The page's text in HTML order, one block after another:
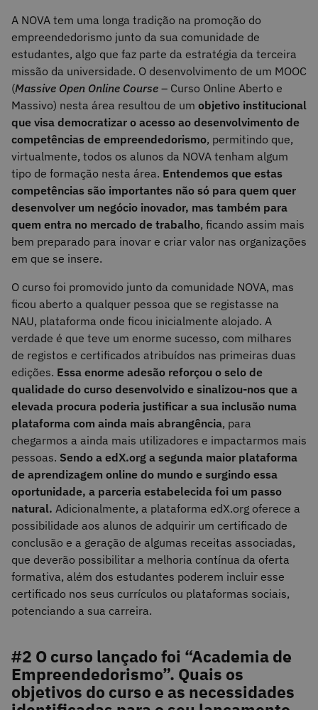
A NOVA tem uma longa tradição na promoção do
empreendedorismo junto da sua comunidade de
estudantes, algo que faz parte da estratégia da terceira
missão da universidade. O desenvolvimento de um MOOC
(Massive Open Online Course – Curso Online Aberto e
Massivo) nesta área resultou de um objetivo institucional
que visa democratizar o acesso ao desenvolvimento de
competências de empreendedorismo, permitindo que,
virtualmente, todos os alunos da NOVA tenham algum
tipo de formação nesta área. Entendemos que estas
competências são importantes não só para quem quer
desenvolver um negócio inovador, mas também para
quem entra no mercado de trabalho, ficando assim mais
bem preparado para inovar e criar valor nas organizações
em que se insere.
O curso foi promovido junto da comunidade NOVA, mas
ficou aberto a qualquer pessoa que se registasse na
NAU, plataforma onde ficou inicialmente alojado. A
verdade é que teve um enorme sucesso, com milhares
de registos e certificados atribuídos nas primeiras duas
edições. Essa enorme adesão reforçou o selo de
qualidade do curso desenvolvido e sinalizou-nos que a
elevada procura poderia justificar a sua inclusão numa
plataforma com ainda mais abrangência, para
chegarmos a ainda mais utilizadores e impactarmos mais
pessoas. Sendo a edX.org a segunda maior plataforma
de aprendizagem online do mundo e surgindo essa
oportunidade, a parceria estabelecida foi um passo
natural. Adicionalmente, a plataforma edX.org oferece a
possibilidade aos alunos de adquirir um certificado de
conclusão e a geração de algumas receitas associadas,
que deverão possibilitar a melhoria contínua da oferta
formativa, além dos estudantes poderem incluir esse
certificado nos seus currículos ou plataformas sociais,
potenciando a sua carreira.
#2 O curso lançado foi “Academia de
Empreendedorismo”. Quais os
objetivos do curso e as necessidades